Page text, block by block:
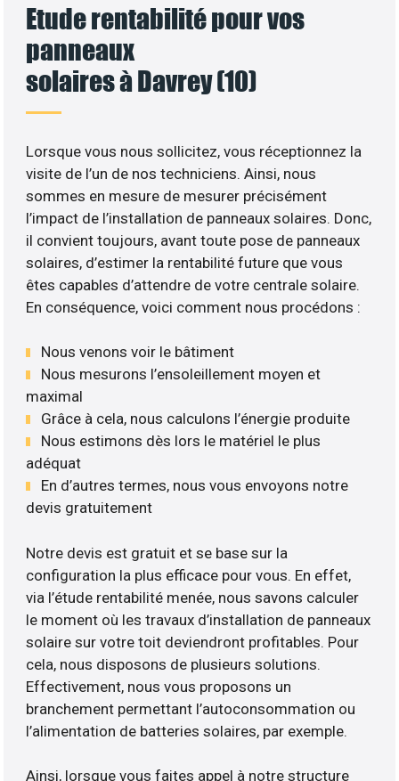
Etude rentabilité pour vos
panneaux
solaires à Davrey (10)
Lorsque vous nous sollicitez, vous réceptionnez la
visite de l’un de nos techniciens. Ainsi, nous
sommes en mesure de mesurer précisément
l’impact de l’installation de panneaux solaires. Donc,
il convient toujours, avant toute pose de panneaux
solaires, d’estimer la rentabilité future que vous
êtes capables d’attendre de votre centrale solaire.
En conséquence, voici comment nous procédons :
Nous venons voir le bâtiment
Nous mesurons l’ensoleillement moyen et
maximal
Grâce à cela, nous calculons l’énergie produite
Nous estimons dès lors le matériel le plus
adéquat
En d’autres termes, nous vous envoyons notre
devis gratuitement
Notre devis est gratuit et se base sur la
configuration la plus efficace pour vous. En effet,
via l’étude rentabilité menée, nous savons calculer
le moment où les travaux d’installation de panneaux
solaire sur votre toit deviendront profitables. Pour
cela, nous disposons de plusieurs solutions.
Effectivement, nous vous proposons un
branchement permettant l’autoconsommation ou
l’alimentation de batteries solaires, par exemple.
Ainsi, lorsque vous faites appel à notre structure